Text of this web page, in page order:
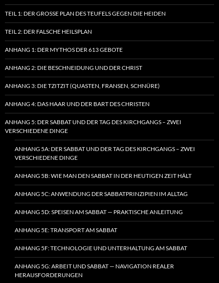
TEIL 1: DER GROSSE PLAN DES TEUFELS GEGEN DIE HEIDEN
TEIL 2: DER FALSCHE HEILSPLAN
ANHANG 1: DER MYTHOS DER 613 GEBOTE
ANHANG 2: DIE BESCHNEIDUNG UND DER CHRIST
ANHANG 3: DIE TZITZIT (QUASTEN, FRANSEN, SCHNÜRE)
ANHANG 4: DAS HAAR UND DER BART DES CHRISTEN
ANHANG 5: DER SABBAT UND DER TAG DES KIRCHGANGS – ZWEI
VERSCHIEDENE DINGE
ANHANG 5A: DER SABBAT UND DER TAG DES KIRCHGANGS – ZWEI
VERSCHIEDENE DINGE
ANHANG 5B: WIE MAN DEN SABBAT IN DER HEUTIGEN ZEIT HÄLT
ANHANG 5C: ANWENDUNG DER SABBATPRINZIPIEN IM ALLTAG
ANHANG 5D: SPEISEN AM SABBAT — PRAKTISCHE ANLEITUNG
ANHANG 5E: TRANSPORT AM SABBAT
ANHANG 5F: TECHNOLOGIE UND UNTERHALTUNG AM SABBAT
ANHANG 5G: ARBEIT UND SABBAT — NAVIGATION REALER
HERAUSFORDERUNGEN